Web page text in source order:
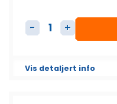
Beltemotor 8 – 10
Vis detaljert info